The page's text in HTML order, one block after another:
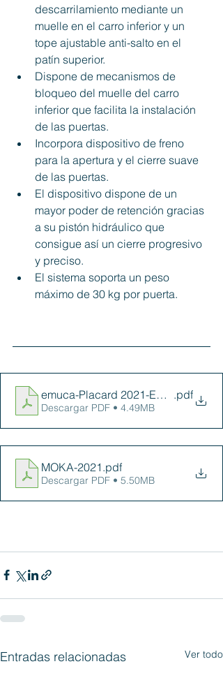
descarrilamiento mediante un
muelle en el carro inferior y un
tope ajustable anti-salto en el
patín superior.
Dispone de mecanismos de
bloqueo del muelle del carro
inferior que facilita la instalación
de las puertas.
Incorpora dispositivo de freno
para la apertura y el cierre suave
de las puertas.
El dispositivo dispone de un
mayor poder de retención gracias
a su pistón hidráulico que
consigue así un cierre progresivo
y preciso.
El sistema soporta un peso
máximo de 30 kg por puerta.
emuca-Placard 2021-ES-web
.pdf
Descargar PDF • 4.49MB
MOKA-2021 .pdf
Descargar PDF • 5.50MB
Entradas relacionadas Ver todo